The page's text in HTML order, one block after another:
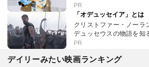
PR
「オデュッセイア」とは
クリストファー・ノーラ
デュッセウスの物語を知
PR
デイリーみたい映画ランキング